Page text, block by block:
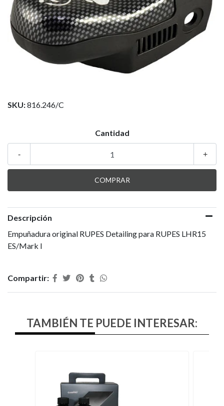
SKU:816.246/C
Cantidad
+
-
Descripción
Empuñadura original RUPES Detailing para RUPES LHR15
ES/Mark I
Compartir:
TAMBIÉN TE PUEDE INTERESAR: